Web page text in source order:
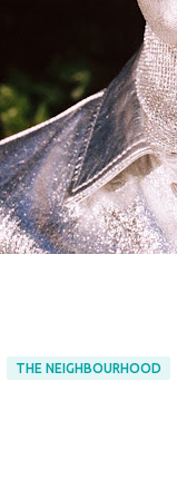
THE NEIGHBOURHOOD